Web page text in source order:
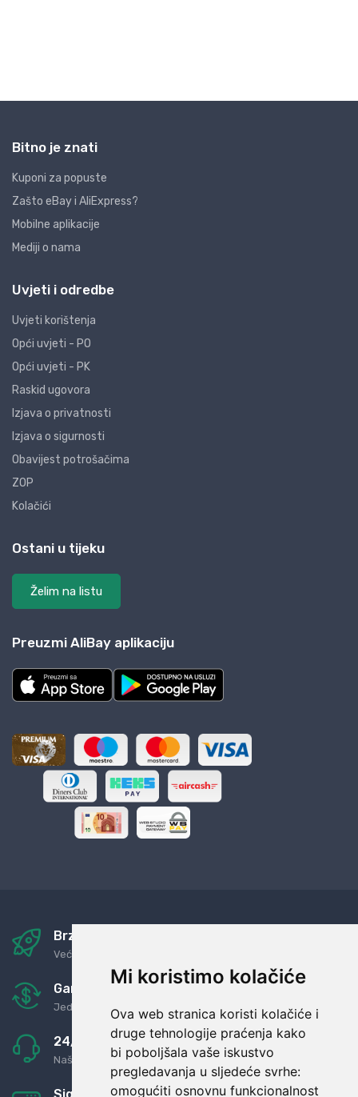
Mi koristimo kolačiće
Ova web stranica koristi kolačiće i
druge tehnologije praćenja kako
bi poboljšala vaše iskustvo
pregledavanja u sljedeće svrhe:
omogućiti osnovnu funkcionalnost
Bitno je znati
Kuponi za popuste
Zašto eBay i AliExpress?
Mobilne aplikacije
Mediji o nama
Uvjeti i odredbe
Uvjeti korištenja
Opći uvjeti - PO
Opći uvjeti - PK
Raskid ugovora
Izjava o privatnosti
Izjava o sigurnosti
Obavijest potrošačima
ZOP
Kolačići
Ostani u tijeku
Želim na listu
Preuzmi AliBay aplikaciju
Brza i sigurna dostava
Već za nekoliko dana kod vas
Garancija u povrat novaca
Jednostavno pravilo: Roba za novac
24/7 odlična podrška
Naši agenti uvijek na raspolaganju